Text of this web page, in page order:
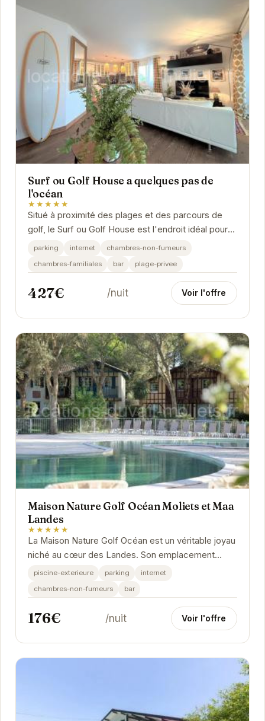
Surf ou Golf House a quelques pas de
l'océan
★★★★★
Situé à proximité des plages et des parcours de
golf, le Surf ou Golf House est l'endroit idéal pour
des vacances relaxantes et sportives. Avec...
parking internet
chambres-non-fumeurs
chambres-familiales
bar plage-privee
427€ /nuit Voir l'offre
Maison Nature Golf Océan Moliets et Maa
Landes
★★★★★
La Maison Nature Golf Océan est un véritable joyau
niché au cœur des Landes. Son emplacement
privilégié, à proximité des plages et du golf,...
piscine-exterieure parking
internet
chambres-non-fumeurs
bar
176€ /nuit Voir l'offre